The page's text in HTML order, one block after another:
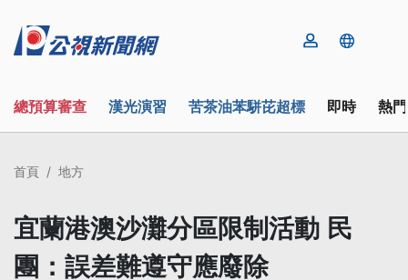
總預算審查 漢光演習 苦茶油苯駢芘超標 即時 熱
首頁 地方
宜蘭港澳沙灘分區限制活動 民
團：誤差難遵守應廢除